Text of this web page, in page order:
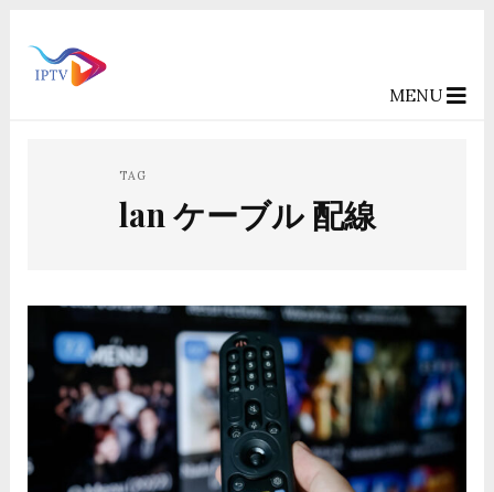
MENU
TAG
lan ケーブル 配線